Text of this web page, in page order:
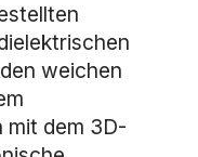
weichen
mit dem 3D-